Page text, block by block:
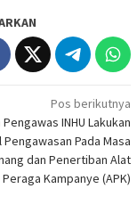
Pos berikutnya
Pengawas INHU Lakukan
Pengawasan Pada Masa
dan Penertiban Alat
Peraga Kampanye (APK)